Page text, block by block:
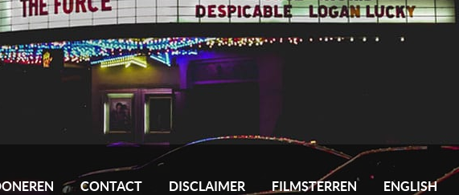
CONTACT DISCLAIMER FILMSTERREN ENGLISH